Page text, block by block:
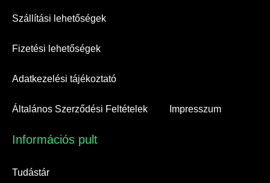
Szállítási lehetőségek
Fizetési lehetőségek
Adatkezelési tájékoztató
Általános Szerződési Feltételek Impresszum
Információs pult​
Tudástár